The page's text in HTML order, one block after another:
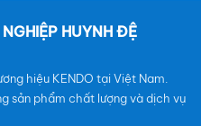
HUYNH ĐỆ
hiệu KENDO tại Việt Nam.
sản phẩm chất lượng và dịch vụ